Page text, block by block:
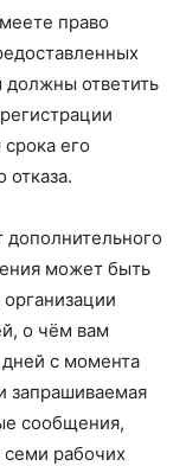
право
ответить
его
отказа.
дополнительного
может быть
о чём вам
с момента
запрашиваемая
сообщения,
семи рабочих